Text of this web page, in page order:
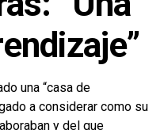
una “casa de
a considerar como su
y del que